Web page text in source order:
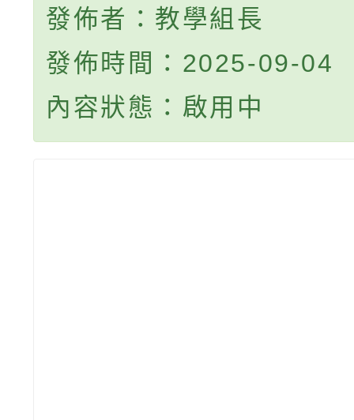
發佈者：教學組長
發佈時間：2025-09-04
內容狀態：啟用中